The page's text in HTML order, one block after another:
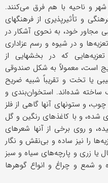
و ناحیه با هم فرق می‌کنند.
و تأثیرپذیری از فرهنگهای
مجاور خود، به نحوی آشکار در
و در شیوه و رسم عزاداری
که در بخشهایی از
رایج است، معمولاً به شکل صندوقی
یا تخت و تقریباً شبیه ضریح
ساخته شده‌اند. استخوان‌بندی و
و ستونهای آنها گاهی از فلز
شده، و با کاغذهای رنگین و گل
و روی برخی از آنها شعرهای
را نیز ساده و بی‌نقش و نگار
یا زری و پارچه‌های سیاه و سبز
و شمع و چراغ و انواع گوهرها